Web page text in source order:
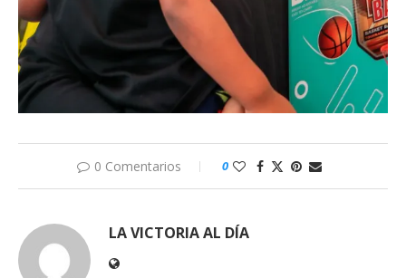
0 Comentarios 0
LA VICTORIA AL DÍA